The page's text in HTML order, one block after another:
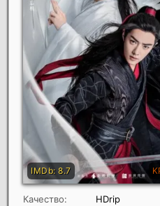
Качество:
HDrip